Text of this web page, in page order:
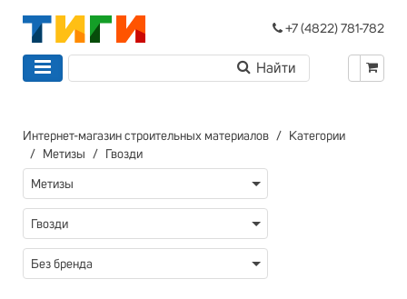
+7 (4822) 781-782
Интернет-магазин строительных материалов
Категории
Метизы
Гвозди
Метизы
Гвозди
Без бренда